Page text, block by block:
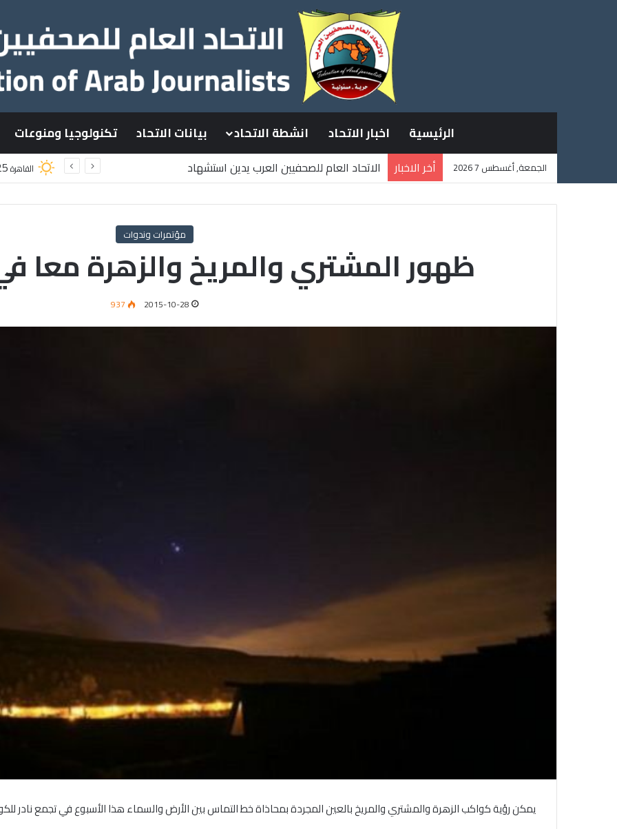
الرئيسية اخبار الاتحاد انشطة الاتحاد بيانات الاتحاد تكنولوجيا ومنوعات
الجمعة, أغسطس 7 2026 أخر الاخبار
الاتحاد العام للصحفيين العرب يدين استشهاد
القاهرة
مؤتمرات وندوات
ظهور المشتري والمريخ والزهرة معا
2015-10-28
937
يمكن رؤية كواكب الزهرة والمشتري والمريخ بالعين المجردة بمحاذاة خط التماس بين الأرض والسماء هذا الأسبوع في تجمع نادر